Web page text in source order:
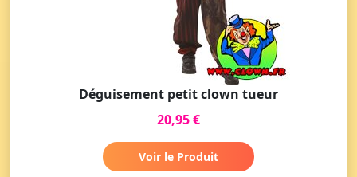
Déguisement petit clown tueur
20,95 €
Voir le Produit